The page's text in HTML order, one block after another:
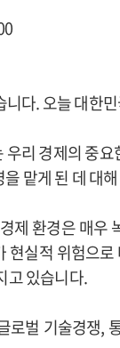
니다. 오늘 대한
우리 경제의 중
맡게 된 데 대
제 환경은 매
현실적 위험으
고 있습니다.
로벌 기술경쟁,